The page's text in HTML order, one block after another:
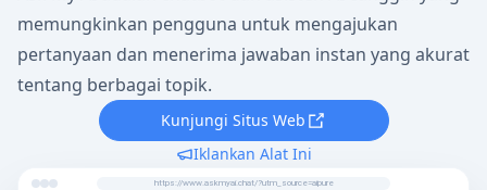
memungkinkan pengguna untuk mengajukan
pertanyaan dan menerima jawaban instan yang akurat
tentang berbagai topik.
Kunjungi Situs Web
Iklankan Alat Ini
https://www.askmyai.chat/?utm_source=aipure